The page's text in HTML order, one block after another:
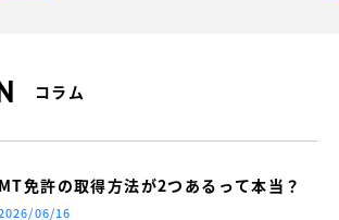
コラム
MT免許の取得方法が2つあるって本当？
06/16